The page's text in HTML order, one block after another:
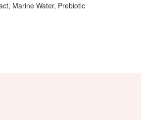
Marine Water, Prebiotic